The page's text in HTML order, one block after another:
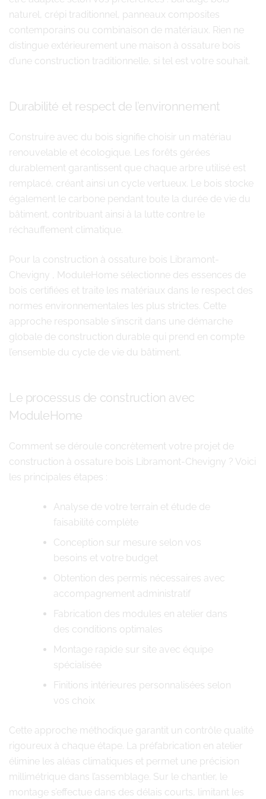
naturel, crépi traditionnel, panneaux composites
contemporains ou combinaison de matériaux. Rien ne
distingue extérieurement une maison à ossature bois
d’une construction traditionnelle, si tel est votre souhait.
Durabilité et respect de l’environnement
Construire avec du bois signifie choisir un matériau
renouvelable et écologique. Les forêts gérées
durablement garantissent que chaque arbre utilisé est
remplacé, créant ainsi un cycle vertueux. Le bois stocke
également le carbone pendant toute la durée de vie du
bâtiment, contribuant ainsi à la lutte contre le
réchauffement climatique.
Pour la construction à ossature bois Libramont-
Chevigny , ModuleHome sélectionne des essences de
bois certifiées et traite les matériaux dans le respect des
normes environnementales les plus strictes. Cette
approche responsable s’inscrit dans une démarche
globale de construction durable qui prend en compte
l’ensemble du cycle de vie du bâtiment.
Le processus de construction avec
ModuleHome
Comment se déroule concrètement votre projet de
construction à ossature bois Libramont-Chevigny ? Voici
les principales étapes :
Analyse de votre terrain et étude de
faisabilité complète
Conception sur mesure selon vos
besoins et votre budget
Obtention des permis nécessaires avec
accompagnement administratif
Fabrication des modules en atelier dans
des conditions optimales
Montage rapide sur site avec équipe
spécialisée
Finitions intérieures personnalisées selon
vos choix
Cette approche méthodique garantit un contrôle qualité
rigoureux à chaque étape. La préfabrication en atelier
élimine les aléas climatiques et permet une précision
millimétrique dans l’assemblage. Sur le chantier, le
montage s’effectue dans des délais courts, limitant les